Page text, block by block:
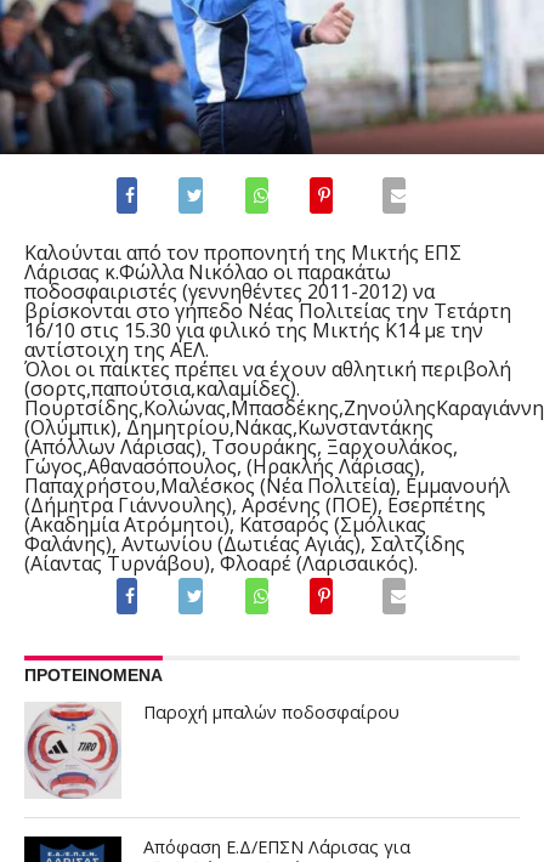
Καλούνται από τον προπονητή της Μικτής ΕΠΣ
Λάρισας κ.Φώλλα Νικόλαο οι παρακάτω
ποδοσφαιριστές (γεννηθέντες 2011-2012) να
βρίσκονται στο γήπεδο Νέας Πολιτείας την Τετάρτη
16/10 στις 15.30 για φιλικό της Μικτής Κ14 με την
αντίστοιχη της ΑΕΛ.
Όλοι οι παίκτες πρέπει να έχουν αθλητική περιβολή
(σορτς,παπούτσια,καλαμίδες).
(Ολύμπικ), Δημητρίου,Νάκας,Κωνσταντάκης
(Απόλλων Λάρισας), Τσουράκης, Ξαρχουλάκος,
Γώγος,Αθανασόπουλος, (Ηρακλής Λάρισας),
Παπαχρήστου,Μαλέσκος (Νέα Πολιτεία), Εμμανουήλ
(Δήμητρα Γιάννουλης), Αρσένης (ΠΟΕ), Εσερπέτης
(Ακαδημία Ατρόμητοι), Κατσαρός (Σμόλικας
Φαλάνης), Αντωνίου (Δωτιέας Αγιάς), Σαλτζίδης
(Αίαντας Τυρνάβου), Φλοαρέ (Λαρισαικός).
ΠΡΟΤΕΙΝΟΜΕΝΑ
Παροχή μπαλών ποδοσφαίρου
Απόφαση Ε.Δ/ΕΠΣΝ Λάρισας για